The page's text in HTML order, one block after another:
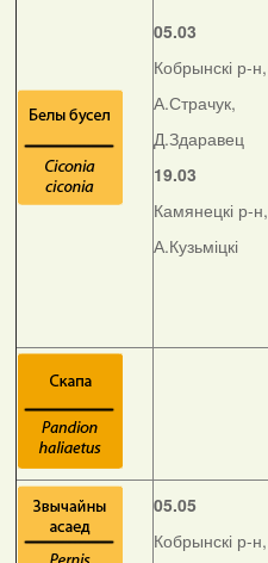
05.03
Кобрынскі р-н,
А.Страчук,
Д.Здаравец
19.03
Камянецкі р-н,
А.Кузьміцкі
05.05
Кобрынскі р-н,